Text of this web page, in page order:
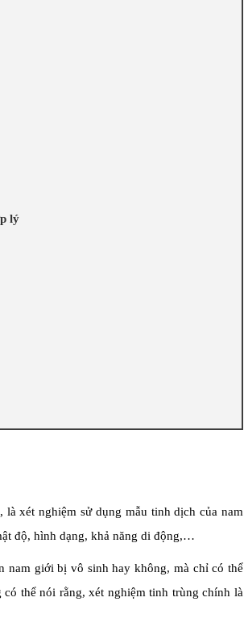
lý
xét nghiệm sử dụng mẫu tinh dịch của nam
độ, hình dạng, khả năng di động,…
nam giới bị vô sinh hay không, mà chỉ có thể
thể nói rằng, xét nghiệm tinh trùng chính là